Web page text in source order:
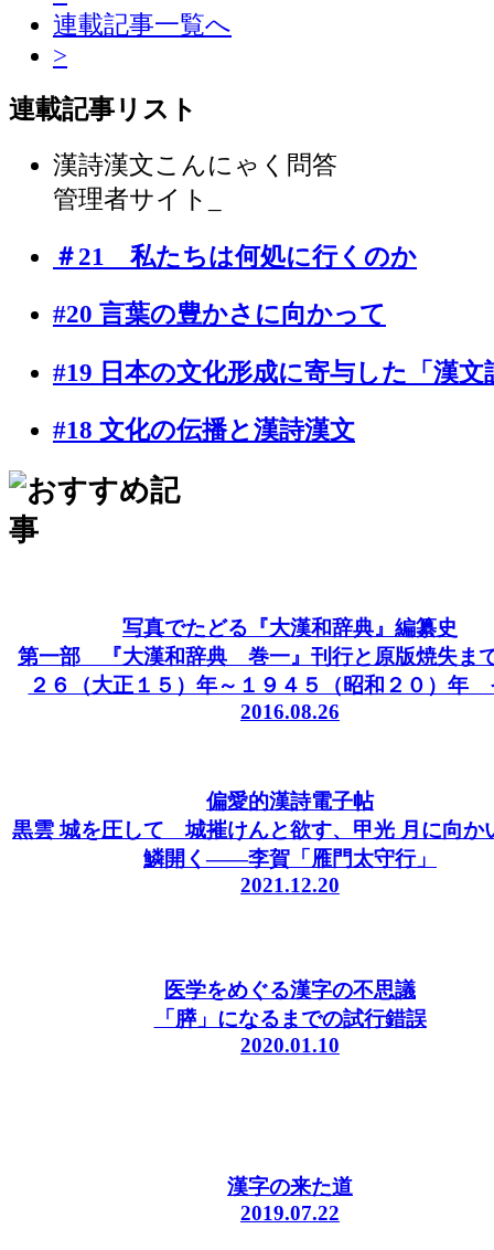
連載記事一覧へ
>
連載記事リスト
漢詩漢文こんにゃく問答
管理者サイト_
＃21 私たちは何処に行くのか
#20 言葉の豊かさに向かって
#19 日本の文化形成に寄与した「漢文
#18 文化の伝播と漢詩漢文
写真でたどる『大漢和辞典』編纂史
第一部 『大漢和辞典 巻一』刊行と原版焼失ま
２６（大正１５）年～１９４５（昭和２０）年
2016.08.26
偏愛的漢詩電子帖
黒雲 城を圧して 城摧けんと欲す、甲光 月に向
鱗開く――李賀「雁門太守行」
2021.12.20
医学をめぐる漢字の不思議
「膵」になるまでの試行錯誤
2020.01.10
漢字の来た道
2019.07.22